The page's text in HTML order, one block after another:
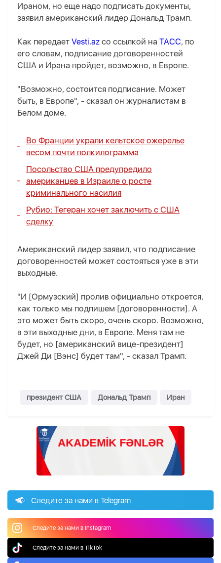
Ираном, но еще надо подписать документы,
заявил американский лидер Дональд Трамп.
Как передает Vesti.az со ссылкой на ТАСС, по
его словам, подписание договоренностей
США и Ирана пройдет, возможно, в Европе​​​​.
"Возможно, состоится подписание. Может
быть, в Европе", - сказал он журналистам в
Белом доме.
Во Франции украли кельтское ожерелье
весом почти полкилограмма
Посольство США предупредило
американцев в Израиле о росте
криминального насилия
Рубио: Тегеран хочет заключить с США
сделку
Американский лидер заявил, что подписание
договоренностей может состояться уже в эти
выходные.
"И [Ормузский] пролив официально откроется,
как только мы подпишем [договоренности]. А
это может быть скоро, очень скоро. Возможно,
в эти выходные дни, в Европе. Меня там не
будет, но [американский вице-президент]
Джей Ди [Вэнс] будет там", - сказал Трамп.
президент США Дональд Трамп Иран
Следите за нами в Telegram
Следите за нами в Instagram
Следите за нами в TikTok